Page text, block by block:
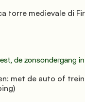
torre medievale di
de zonsondergang
met de auto of